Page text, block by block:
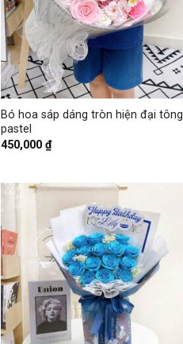
+
Bó hoa sáp dáng tròn hiện đại tông
pastel
450,000₫